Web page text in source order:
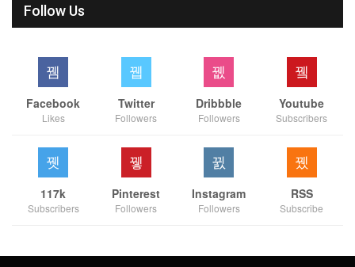
Follow Us
Facebook
Likes
Twitter
Followers
Dribbble
Followers
Youtube
Subscribers
117k
Subscribers
Pinterest
Followers
Instagram
Followers
RSS
Subscribe